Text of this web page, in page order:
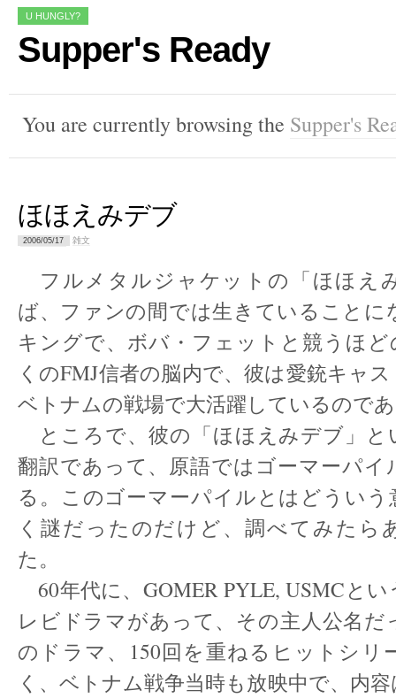
U HUNGLY?
Supper's Ready
You are currently browsing the Supper's
ほほえみデブ
2006/05/17 雑文
フルメタルジャケットの「ほほえ
ば、ファンの間では生きていることに
キングで、ボバ・フェットと競うほど
くのFMJ信者の脳内で、彼は愛銃キャ
ベトナムの戦場で大活躍しているので
ところで、彼の「ほほえみデブ」と
翻訳であって、原語ではゴーマーパイ
る。このゴーマーパイルとはどういう
く謎だったのだけど、調べてみたら
た。
60年代に、GOMER PYLE, USMCと
レビドラマがあって、その主人公名だ
のドラマ、150回を重ねるヒットシリ
く、ベトナム戦争当時も放映中で、内